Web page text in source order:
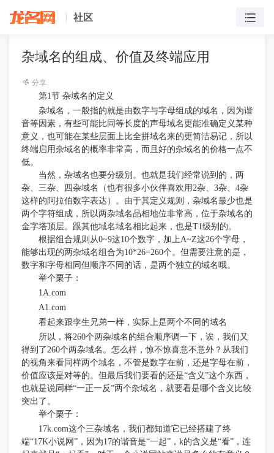
社区
杂域名的组成、价值及终端应用
分享
第1节 杂域名的定义
杂域名，一般指的就是由数字与字母组成的域名，因为谐
音等因素，有些可能比同等长度的声母域名更能准确定义某种
意义，也可能在某些层面上比全拼域名来的更简洁易记，所以
终端启用杂域名的概率非常高，而且好的杂域名的价格一点不
低。
当然，杂域名也要分级别。也就是我们经常说到的，两
杂、三杂、四杂域名（也有很多小伙伴喜欢用2杂、3杂、4杂
这样的阿拉伯数字表达）。由于其定义规则，杂域名最少也是
两个字符组成，所以两杂域名品相地位非常高，位于杂域名的
金字塔顶层。跟其他域名域名相比起来，也是T1级别的。
根据组合规则从0~9这10个数字，加上A~Z这26个字母，
能够出现的两杂域名组合为10*26=260个。但需要注意的是，
数字和字母相同但顺序不同的话，是两个独立的域名哦。
举个栗子：
1A.com
A1.com
看起来跟孪生兄弟一样，实际上是两个不同的域名
所以，将260个两杂域名的组合顺序调一下，诶，我们又
得到了260个两杂域名。怎么样，惊不惊喜意不意外？从我们
的视角来看同样两个域名，不管是数字在前，还是字母在前，
价值应该是对等的。但最后我们要看的还是“含义”这个东西，
也就是说同样“一正一反”两个杂域名，就要看是哪个含义比较
突出了。
举个栗子：
17k.com这个三杂域名，我们都知道它已经搭建了终
端“17K小说网”，因为17的谐音是“一起”，k的含义是“看”，连